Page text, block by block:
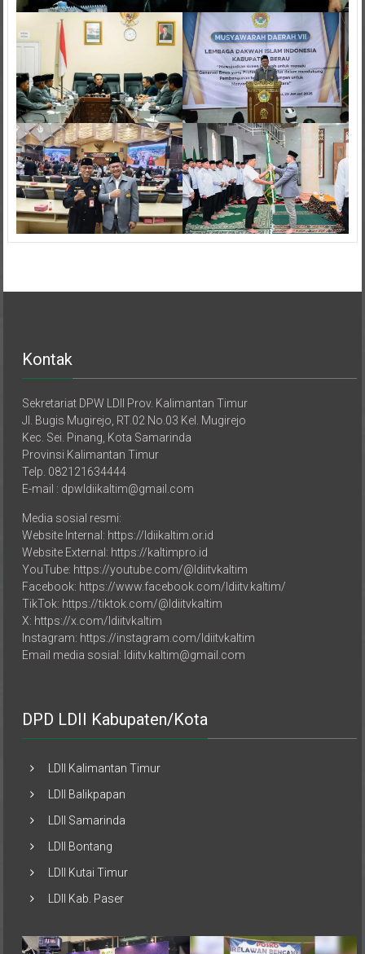
Jl. Bugis Mugirejo, RT.02 No.03 Kel. Mugirejo
Kec. Sei. Pinang, Kota Samarinda
Provinsi Kalimantan Timur
Telp. 082121634444
E-mail : dpwldiikaltim@gmail.com
Website Internal: https://ldiikaltim.or.id
Website External: https://kaltimpro.id
YouTube: https://youtube.com/@ldiitvkaltim
Facebook: https://www.facebook.com/ldiitv.kaltim/
TikTok: https://tiktok.com/@ldiitvkaltim
X: https://x.com/ldiitvkaltim
Instagram: https://instagram.com/ldiitvkaltim
Email media sosial: ldiitv.kaltim@gmail.com
LDII Samarinda
LDII Kutai Timur